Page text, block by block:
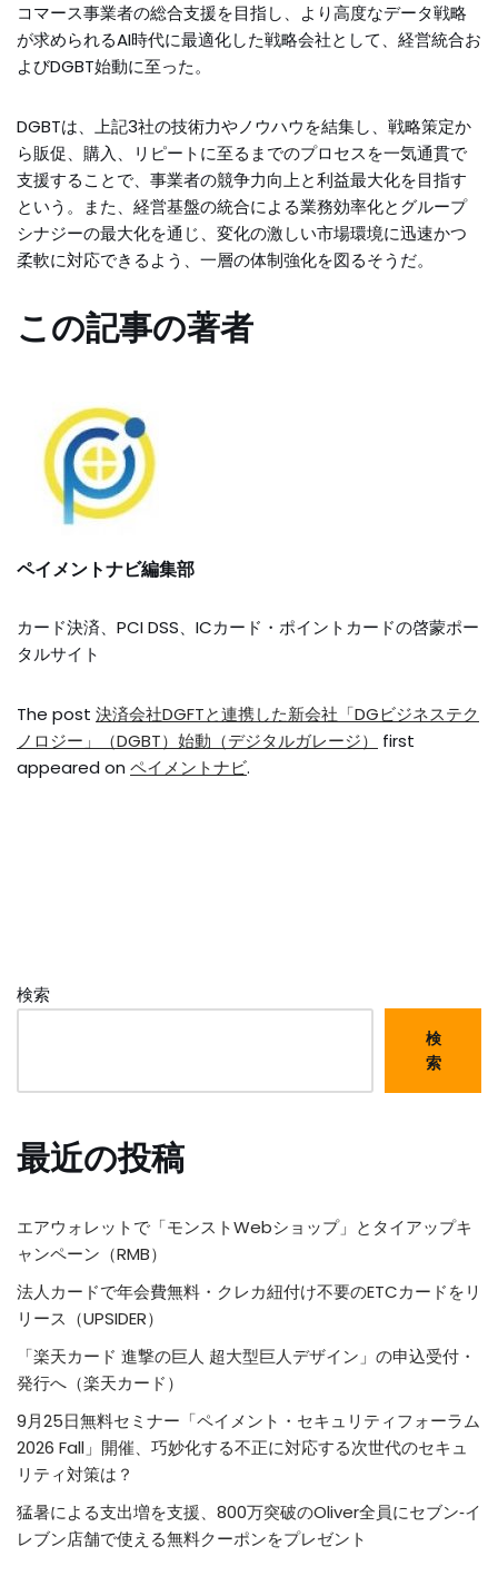
コマース事業者の総合支援を目指し、より高度なデータ戦略
が求められるAI時代に最適化した戦略会社として、経営統合お
よびDGBT始動に至った。
DGBTは、上記3社の技術力やノウハウを結集し、戦略策定か
ら販促、購入、リピートに至るまでのプロセスを一気通貫で
支援することで、事業者の競争力向上と利益最大化を目指す
という。また、経営基盤の統合による業務効率化とグループ
シナジーの最大化を通じ、変化の激しい市場環境に迅速かつ
柔軟に対応できるよう、一層の体制強化を図るそうだ。
この記事の著者
ペイメントナビ編集部
カード決済、PCI DSS、ICカード・ポイントカードの啓蒙ポー
タルサイト
The post 決済会社DGFTと連携した新会社「DGビジネステク
ノロジー」（DGBT）始動（デジタルガレージ）
first
appeared on ペイメントナビ.
検索
検
索
最近の投稿
エアウォレットで「モンストWebショップ」とタイアップキ
ャンペーン（RMB）
法人カードで年会費無料・クレカ紐付け不要のETCカードをリ
リース（UPSIDER）
「楽天カード 進撃の巨人 超大型巨人デザイン」の申込受付・
発行へ（楽天カード）
9月25日無料セミナー「ペイメント・セキュリティフォーラム
2026 Fall」開催、巧妙化する不正に対応する次世代のセキュ
リティ対策は？
猛暑による支出増を支援、800万突破のOliver全員にセブン‐イ
レブン店舗で使える無料クーポンをプレゼント